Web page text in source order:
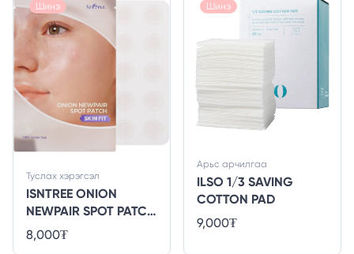
Шинэ
ISNTREE ONION
NEWPAIR SPOT PATCH
[SKIN FIT] 15 patches
(12mmx15ea)
Туслах хэрэгсэл
8,000₮
Шинэ
ILSO 1/3 SAVING
COTTON PAD
Арьс арчилгаа
9,000₮